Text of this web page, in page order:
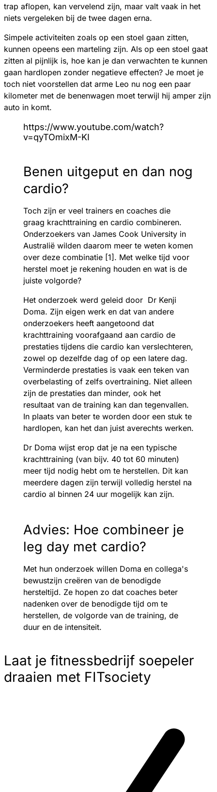
trap aflopen, kan vervelend zijn, maar valt vaak in het
niets vergeleken bij de twee dagen erna.
Simpele activiteiten zoals op een stoel gaan zitten,
kunnen opeens een marteling zijn. Als op een stoel gaat
zitten al pijnlijk is, hoe kan je dan verwachten te kunnen
gaan hardlopen zonder negatieve effecten? Je moet je
toch niet voorstellen dat arme Leo nu nog een paar
kilometer met de benenwagen moet terwijl hij amper zijn
auto in komt.
https://www.youtube.com/watch?
v=qyTOmixM-KI
Benen uitgeput en dan nog
cardio?
Toch zijn er veel trainers en coaches die
graag krachttraining en cardio combineren.
Onderzoekers van James Cook University in
Australië wilden daarom meer te weten komen
over deze combinatie [1]. Met welke tijd voor
herstel moet je rekening houden en wat is de
juiste volgorde?
Het onderzoek werd geleid door Dr Kenji
Doma. Zijn eigen werk en dat van andere
onderzoekers heeft aangetoond dat
krachttraining voorafgaand aan cardio de
prestaties tijdens die cardio kan verslechteren,
zowel op dezelfde dag of op een latere dag.
Verminderde prestaties is vaak een teken van
overbelasting of zelfs overtraining. Niet alleen
zijn de prestaties dan minder, ook het
resultaat van de training kan dan tegenvallen.
In plaats van beter te worden door een stuk te
hardlopen, kan het dan juist averechts werken.
Dr Doma wijst erop dat je na een typische
krachttraining (van bijv. 40 tot 60 minuten)
meer tijd nodig hebt om te herstellen. Dit kan
meerdere dagen zijn terwijl volledig herstel na
cardio al binnen 24 uur mogelijk kan zijn.
Advies: Hoe combineer je
leg day met cardio?
Met hun onderzoek willen Doma en collega's
bewustzijn creëren van de benodigde
hersteltijd. Ze hopen zo dat coaches beter
nadenken over de benodigde tijd om te
herstellen, de volgorde van de training, de
duur en de intensiteit.
Laat je fitnessbedrijf soepeler
draaien met FITsociety